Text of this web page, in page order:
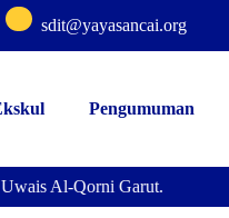
sdit@yayasancai.org
Pengumuman
Al-Qorni Garut.